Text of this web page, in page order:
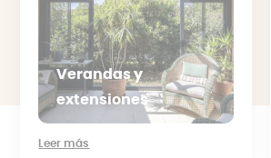
Verandas y
extensiones
Leer más